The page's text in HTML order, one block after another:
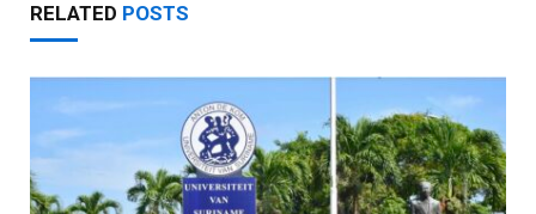
RELATED POSTS